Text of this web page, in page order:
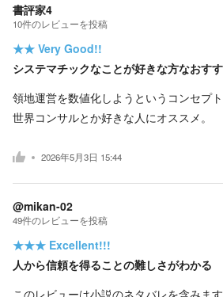
書評家4
10件のレビューを投稿
★★ Very Good!!
システマチックなことが好きな方なおす
領地運営を数値化しようというコンセプ
世界コンサルとか好きな人にオススメ。
2026年5月3日 15:44
@mikan-02
49件のレビューを投稿
★★★ Excellent!!!
人から信頼を得ることの難しさがわかる
このレビューは小説のネタバレを含みます